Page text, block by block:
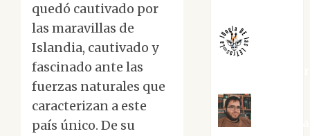
quedó cautivado por
las maravillas de
Islandia, cautivado y
fascinado ante las
fuerzas naturales que
caracterizan a este
país único. De su